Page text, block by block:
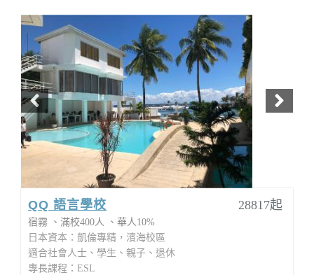
QQ 語言學校 28817起
宿霧 滿校400人
華人10%
日本資本：凱倫專精，濱海校區
適合社會人士、學生、親子、退休
專長課程：ESL